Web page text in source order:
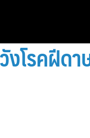
โรคฝีด